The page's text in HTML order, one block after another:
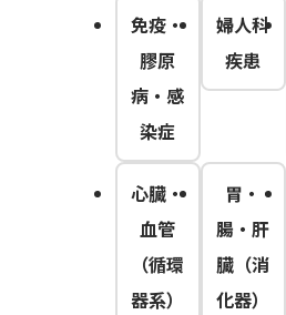
免疫・
膠原
病・感
染症
婦人科
疾患
心臓・
血管
（循環
器系）
胃・
腸・肝
臓（消
化器）